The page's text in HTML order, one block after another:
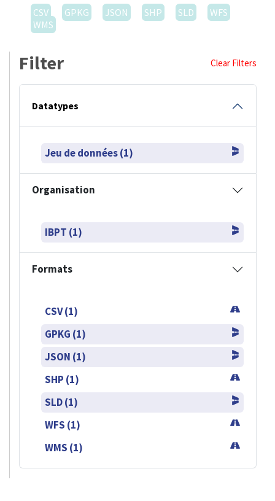
CSV
GPKG JSON SHP SLD
WFS
WMS
Filter Clear Filters
Datatypes
Jeu de données (1)
Organisation
IBPT (1)
Formats
CSV (1)
GPKG (1)
JSON (1)
SHP (1)
SLD (1)
WFS (1)
WMS (1)